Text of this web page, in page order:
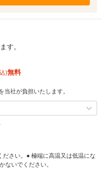
す。
)無料
社が負担いたします。
さい。● 極端に高温又は低温にな
ないでください。